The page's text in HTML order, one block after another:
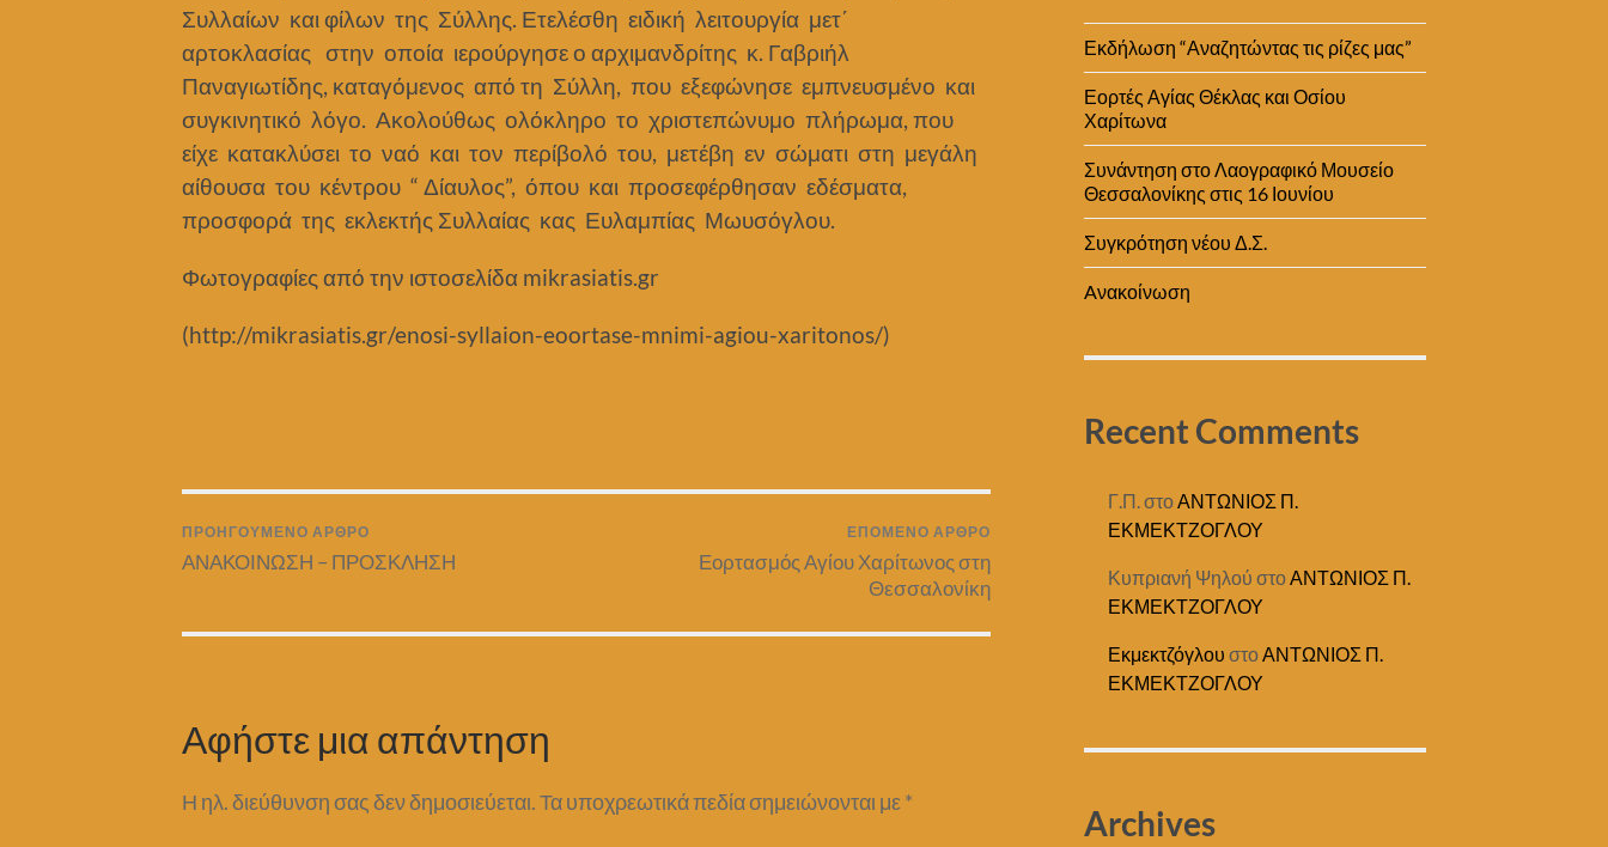
Συλλαίων και φίλων της Σύλλης. Ετελέσθη ειδική λειτουργία μετ΄
αρτοκλασίας στην οποία ιερούργησε ο αρχιμανδρίτης κ. Γαβριήλ
Παναγιωτίδης, καταγόμενος από τη Σύλλη, που εξεφώνησε εμπνευσμένο και
συγκινητικό λόγο. Ακολούθως ολόκληρο το χριστεπώνυμο πλήρωμα, που
είχε κατακλύσει το ναό και τον περίβολό του, μετέβη εν σώματι στη μεγάλη
αίθουσα του κέντρου “ Δίαυλος”, όπου και προσεφέρθησαν εδέσματα,
προσφορά της εκλεκτής Συλλαίας κας Ευλαμπίας Μωυσόγλου.
Φωτογραφίες από την ιστοσελίδα mikrasiatis.gr
(http://mikrasiatis.gr/enosi-syllaion-eoortase-mnimi-agiou-xaritonos/)
ΠΡΟΗΓΟΎΜΕΝΟ ΆΡΘΡΟ
ΑΝΑΚΟΙΝΩΣΗ – ΠΡΟΣΚΛΗΣΗ
ΕΠΌΜΕΝΟ ΆΡΘΡΟ
Εορτασμός Αγίου Χαρίτωνος στη
Θεσσαλονίκη
Αφήστε μια απάντηση
Η ηλ. διεύθυνση σας δεν δημοσιεύεται.Τα υποχρεωτικά πεδία σημειώνονται με*
Εκδήλωση “Αναζητώντας τις ρίζες μας”
Εορτές Αγίας Θέκλας και Οσίου
Χαρίτωνα
Συνάντηση στο Λαογραφικό Μουσείο
Θεσσαλονίκης στις 16 Ιουνίου
Συγκρότηση νέου Δ.Σ.
Aνακοίνωση
Recent Comments
Γ.Π. στο ΑΝΤΩΝΙΟΣ Π.
ΕΚΜΕΚΤΖΟΓΛΟΥ
Κυπριανή Ψηλού στο ΑΝΤΩΝΙΟΣ Π.
ΕΚΜΕΚΤΖΟΓΛΟΥ
Εκμεκτζόγλου στο ΑΝΤΩΝΙΟΣ Π.
ΕΚΜΕΚΤΖΟΓΛΟΥ
Archives